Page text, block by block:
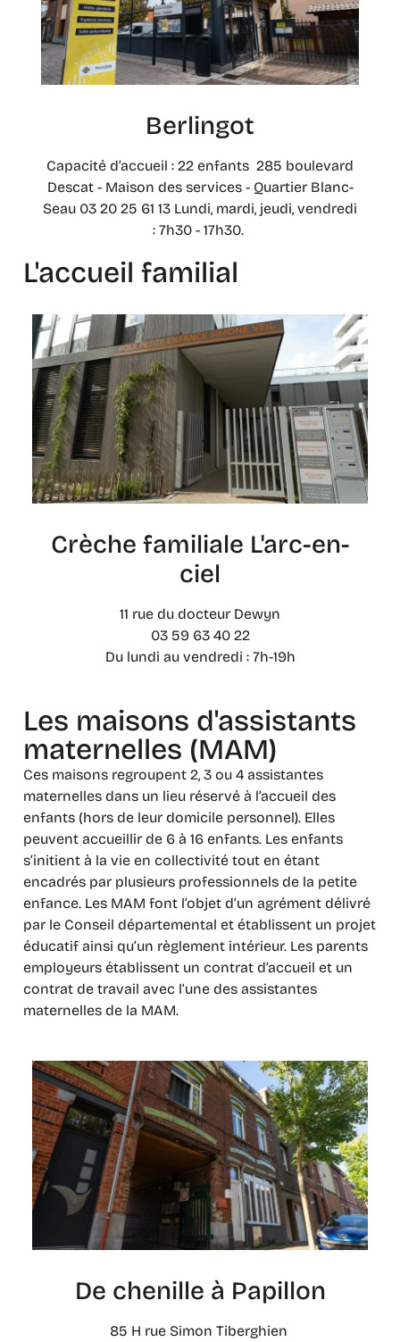
Berlingot
Capacité d’accueil : 22 enfants 285 boulevard
Descat - Maison des services - Quartier Blanc-
Seau 03 20 25 61 13 Lundi, mardi, jeudi, vendredi
: 7h30 - 17h30.
L'accueil familial
Crèche familiale L'arc-en-
ciel
11 rue du docteur Dewyn
03 59 63 40 22
Du lundi au vendredi : 7h-19h
Les maisons d'assistants
maternelles (MAM)
Ces maisons regroupent 2, 3 ou 4 assistantes
maternelles dans un lieu réservé à l’accueil des
enfants (hors de leur domicile personnel). Elles
peuvent accueillir de 6 à 16 enfants. Les enfants
s’initient à la vie en collectivité tout en étant
encadrés par plusieurs professionnels de la petite
enfance. Les MAM font l’objet d’un agrément délivré
par le Conseil départemental et établissent un projet
éducatif ainsi qu’un règlement intérieur. Les parents
employeurs établissent un contrat d’accueil et un
contrat de travail avec l’une des assistantes
maternelles de la MAM.
De chenille à Papillon
85 H rue Simon Tiberghien